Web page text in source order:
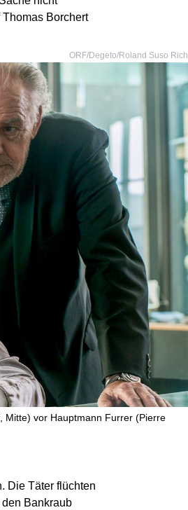
Borchert
ORF/Degeto/Roland Suso
Mitte) vor Hauptmann Furrer (Pierre
Die Täter flüchten
Bankraub